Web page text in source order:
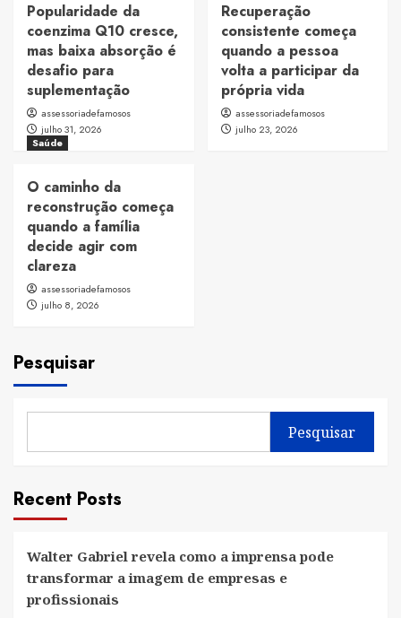
Popularidade da
coenzima Q10 cresce,
mas baixa absorção é
desafio para
suplementação
assessoriadefamosos
julho 31, 2026
Recuperação
consistente começa
quando a pessoa
volta a participar da
própria vida
assessoriadefamosos
julho 23, 2026
Saúde
O caminho da
reconstrução começa
quando a família
decide agir com
clareza
assessoriadefamosos
julho 8, 2026
Pesquisar
Pesquisar
Recent Posts
Walter Gabriel revela como a imprensa pode
transformar a imagem de empresas e
profissionais